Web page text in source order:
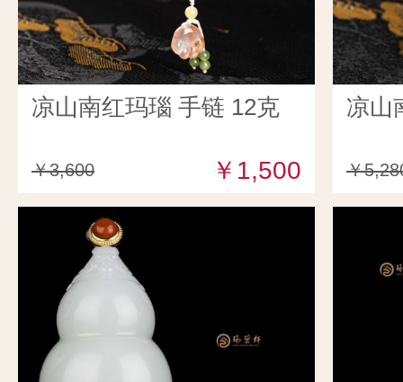
凉山南红玛瑙 手链 12克
￥3,600 ￥1,500
凉山
￥